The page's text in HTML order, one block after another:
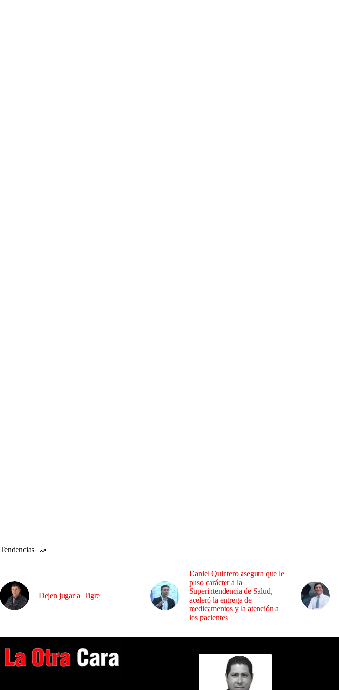
Tendencias
Dejen jugar al Tigre
Daniel Quintero asegura que le
puso carácter a la
Superintendencia de Salud,
aceleró la entrega de
medicamentos y la atención a
los pacientes